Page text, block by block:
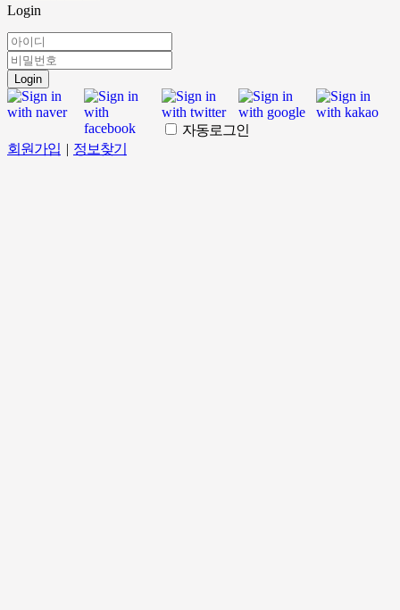
Login
Login
자동로그인
회원가입 | 정보찾기